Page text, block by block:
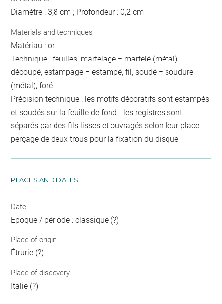
Diamètre : 3,8 cm ; Profondeur : 0,2 cm
Materials and techniques
Matériau : or
Technique : feuilles, martelage = martelé (métal),
découpé, estampage = estampé, fil, soudé = soudure
(métal), foré
Précision technique : les motifs décoratifs sont estampés
et soudés sur la feuille de fond - les registres sont
séparés par des fils lisses et ouvragés selon leur place -
perçage de deux trous pour la fixation du disque
PLACES AND DATES
Date
Epoque / période : classique (?)
Place of origin
Étrurie (?)
Place of discovery
Italie (?)